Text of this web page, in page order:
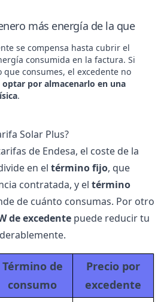
más energía de la que
se compensa hasta cubrir el
consumida en la factura. Si
que consumes, el excedente no
optar por almacenarlo en una
.
Solar Plus?
de Endesa, el coste de la
en el término fijo, que
contratada, y el término
de cuánto consumas. Por otro
de excedente puede reducir tu
Término de
consumo
Precio por
excedente